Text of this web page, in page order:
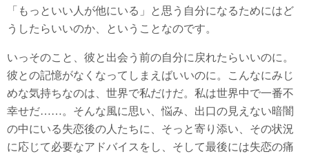
「もっといい人が他にいる」と思う自分になるためにはど
うしたらいいのか、ということなのです。
いっそのこと、彼と出会う前の自分に戻れたらいいのに。
彼との記憶がなくなってしまえばいいのに。こんなにみじ
めな気持ちなのは、世界で私だけだ。私は世界中で一番不
幸せだ……。そんな風に思い、悩み、出口の見えない暗闇
の中にいる失恋後の人たちに、そっと寄り添い、その状況
に応じて必要なアドバイスをし、そして最後には失恋の痛